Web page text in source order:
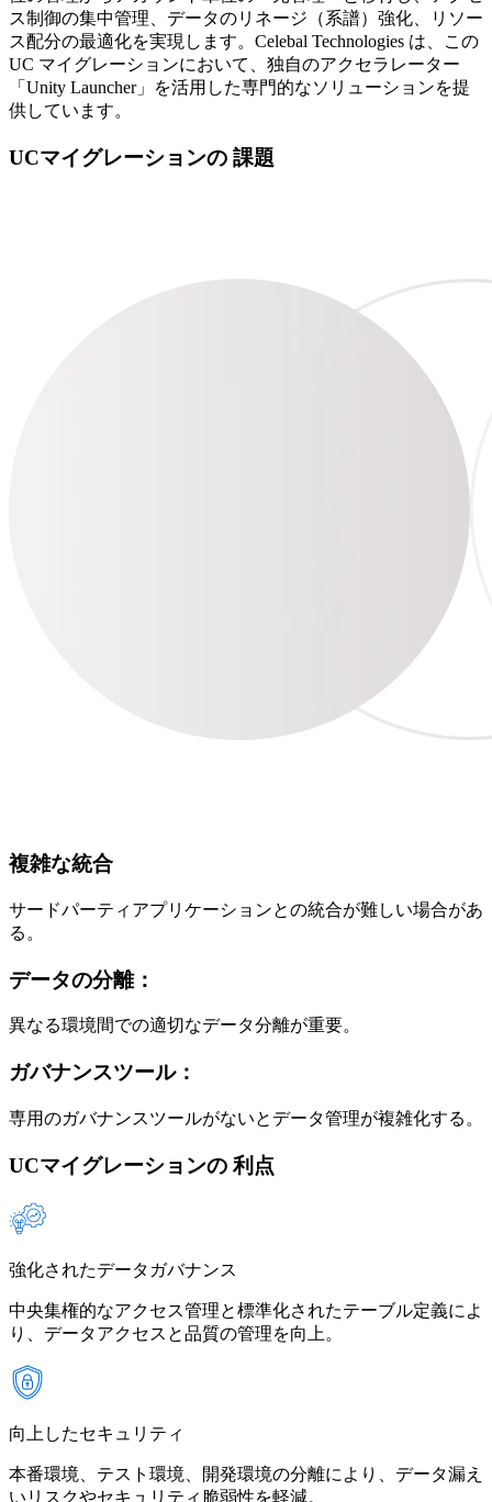
ス制御の集中管理、データのリネージ（系譜）強化、リソー
ス配分の最適化を実現します。Celebal Technologies は、この
UC マイグレーションにおいて、独自のアクセラレーター
「Unity Launcher」を活用した専門的なソリューションを提
供しています。
UCマイグレーションの 課題
複雑な統合
サードパーティアプリケーションとの統合が難しい場合があ
る。
データの分離：
異なる環境間での適切なデータ分離が重要。
ガバナンスツール：
専用のガバナンスツールがないとデータ管理が複雑化する。
UCマイグレーションの 利点
強化されたデータガバナンス
中央集権的なアクセス管理と標準化されたテーブル定義によ
り、データアクセスと品質の管理を向上。
向上したセキュリティ
本番環境、テスト環境、開発環境の分離により、データ漏え
いリスクやセキュリティ脆弱性を軽減。